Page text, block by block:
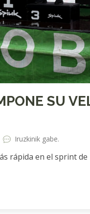
SU
Iruzkinik gabe.
rápida en el sprint